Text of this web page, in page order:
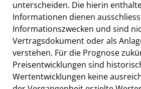
unterscheiden. Die hierin
Informationen dienen
Informationszwecken und sind
Vertragsdokument oder als
verstehen. Für die Prognose
Preisentwicklungen sind
Wertentwicklungen keine